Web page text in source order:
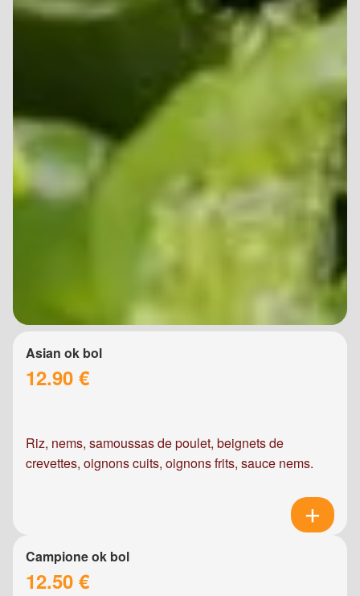
Asian ok bol
12.90 €
Riz, nems, samoussas de poulet, beignets de
crevettes, oignons cuits, oignons frits, sauce nems.
Campione ok bol
12.50 €